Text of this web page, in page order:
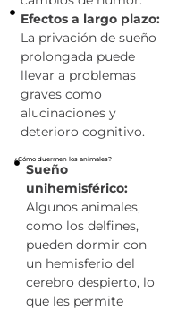
Efectos a largo plazo:
La privación de sueño
prolongada puede
llevar a problemas
graves como
alucinaciones y
deterioro cognitivo.
¿Cómo duermen los animales?
Sueño
unihemisférico:
Algunos animales,
como los delfines,
pueden dormir con
un hemisferio del
cerebro despierto, lo
que les permite